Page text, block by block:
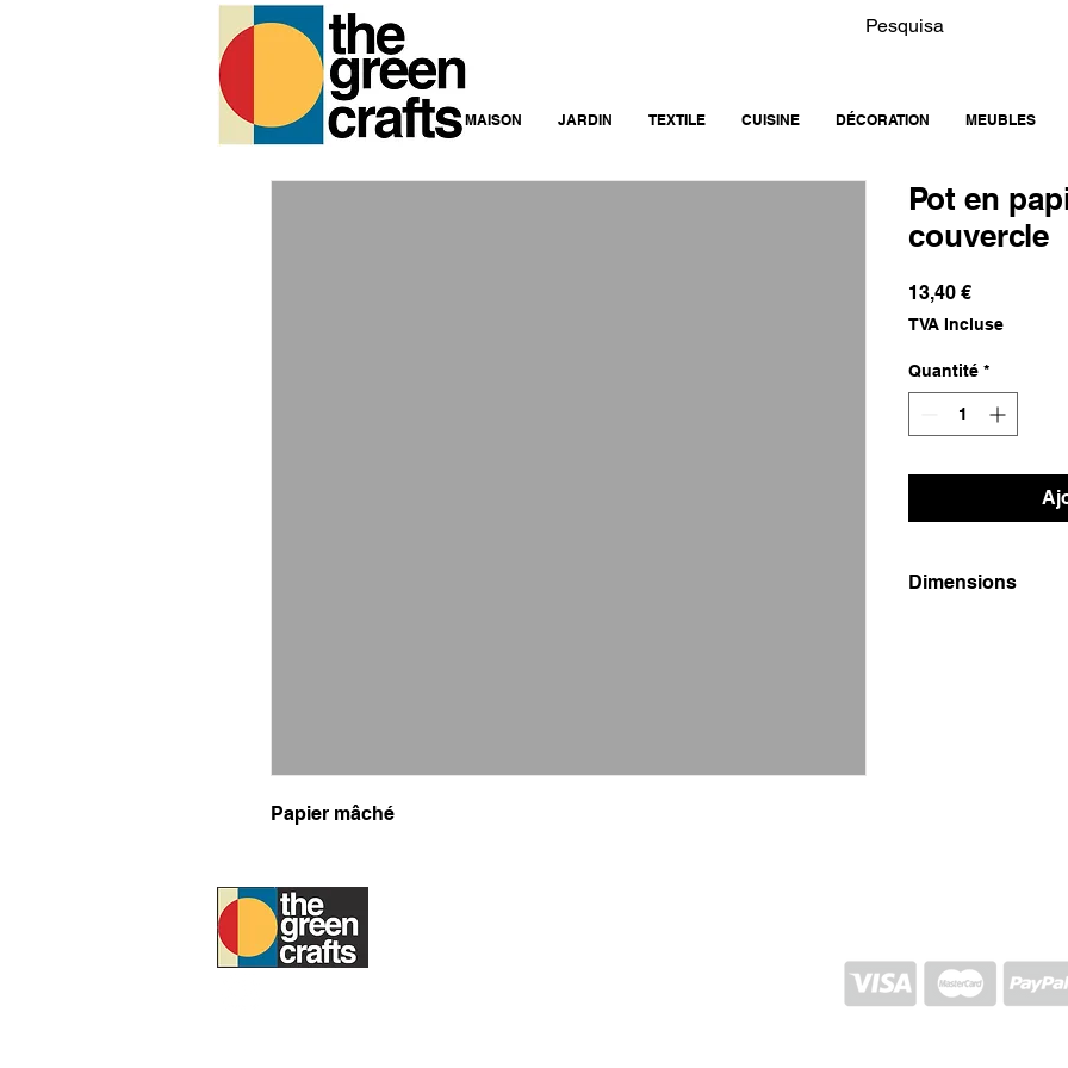
MAISON JARDIN TEXTILE CUISINE DÉCORATION MEUBLES
Papier mâché
Pot en
couvercle
13,40 €Prix
TVA Incluse
Quantité *
Dimensions